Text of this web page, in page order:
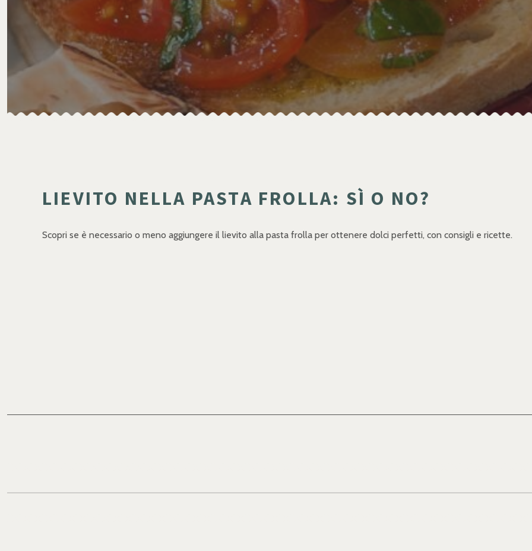
LIEVITO NELLA PASTA FROLLA: SÌ O NO?
Scopri se è necessario o meno aggiungere il lievito alla pasta frolla per ottenere dolci perfetti, con consigli e ricette.